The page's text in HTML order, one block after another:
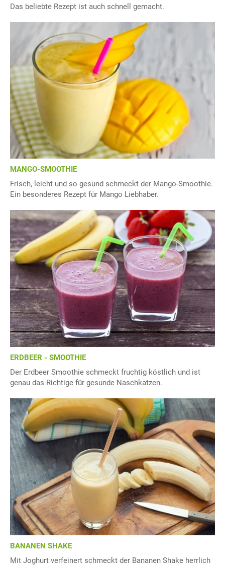
Das beliebte Rezept ist auch schnell gemacht.
MANGO-SMOOTHIE
Frisch, leicht und so gesund schmeckt der Mango-Smoothie.
Ein besonderes Rezept für Mango Liebhaber.
ERDBEER - SMOOTHIE
Der Erdbeer Smoothie schmeckt fruchtig köstlich und ist
genau das Richtige für gesunde Naschkatzen.
BANANEN SHAKE
Mit Joghurt verfeinert schmeckt der Bananen Shake herrlich